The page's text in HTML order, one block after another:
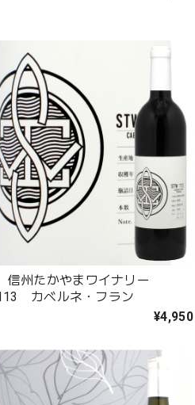
州たかやまワイナリー
カベルネ・フラン
¥4,950